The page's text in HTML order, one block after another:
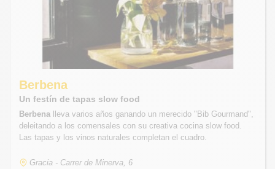
Berbena
Un festín de tapas slow food
Berbena lleva varios años ganando un merecido "Bib Gourmand",
deleitando a los comensales con su creativa cocina slow food.
Las tapas y los vinos naturales completan el cuadro.
Gracia - Carrer de Minerva, 6